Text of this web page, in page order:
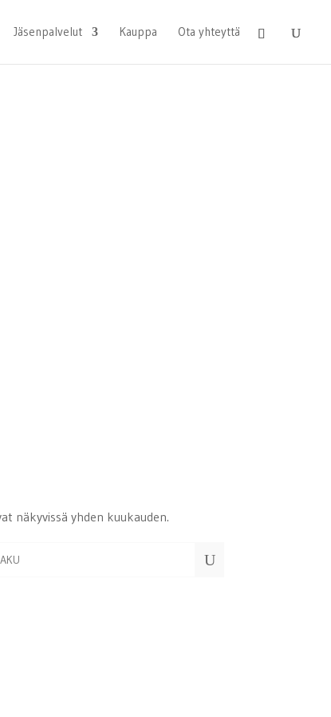
Jäsenpalvelut Kauppa Ota yhteyttä
näkyvissä yhden kuukauden.
U